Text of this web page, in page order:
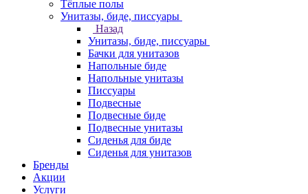
Тёплые полы
Унитазы, биде, писсуары
Назад
Унитазы, биде, писсуары
Бачки для унитазов
Напольные биде
Напольные унитазы
Писсуары
Подвесные
Подвесные биде
Подвесные унитазы
Сиденья для биде
Сиденья для унитазов
Бренды
Акции
Услуги